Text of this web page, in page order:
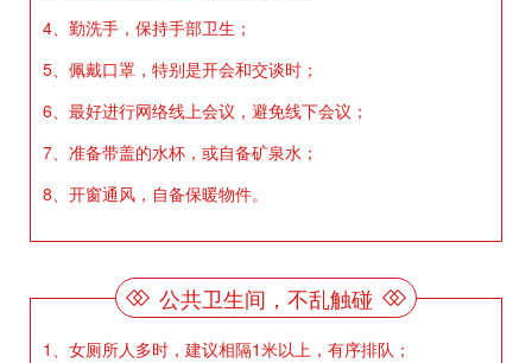
4、勤洗手，保持手部卫生；
5、佩戴口罩，特别是开会和交谈时；
6、最好进行网络线上会议，避免线下会议；
7、准备带盖的水杯，或自备矿泉水；
8、开窗通风，自备保暖物件。
公共卫生间，不乱触碰
1、女厕所人多时，建议相隔1米以上，有序排队；